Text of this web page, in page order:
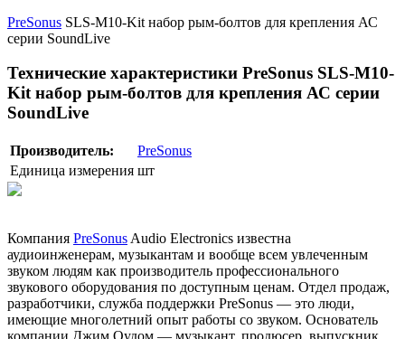
PreSonus SLS-M10-Kit набор рым-болтов для крепления АС
серии SoundLive
Технические характеристики PreSonus SLS-M10-
Kit набор рым-болтов для крепления АС серии
SoundLive
Производитель:
PreSonus
Единица измерения шт
Компания PreSonus Audio Electronics известна
аудиоинженерам, музыкантам и вообще всем увлеченным
звуком людям как производитель профессионального
звукового оборудования по доступным ценам. Отдел продаж,
разработчики, служба поддержки PreSonus — это люди,
имеющие многолетний опыт работы со звуком. Основатель
компании Джим Оудом — музыкант, продюсер, выпускник